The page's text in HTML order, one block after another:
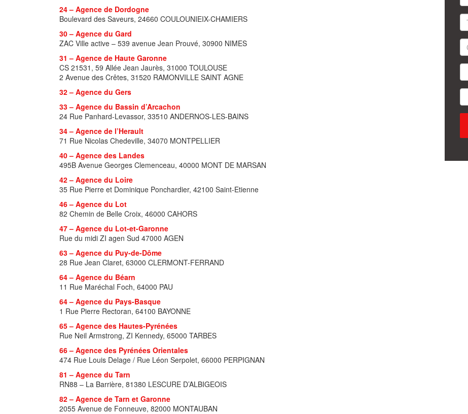
24 – Agence de Dordogne
Boulevard des Saveurs, 24660 COULOUNIEIX-CHAMIERS
30 – Agence du Gard
ZAC Ville active – 539 avenue Jean Prouvé, 30900 NIMES
31 – Agence de Haute Garonne
CS 21531, 59 Allée Jean Jaurès, 31000 TOULOUSE
2 Avenue des Crêtes, 31520 RAMONVILLE SAINT AGNE
32 – Agence du Gers
33 – Agence du Bassin d’Arcachon
24 Rue Panhard-Levassor, 33510 ANDERNOS-LES-BAINS
34 – Agence de l’Herault
71 Rue Nicolas Chedeville, 34070 MONTPELLIER
40 – Agence des Landes
495B Avenue Georges Clemenceau, 40000 MONT DE MARSAN
42 – Agence du Loire
35 Rue Pierre et Dominique Ponchardier, 42100 Saint-Etienne
46 – Agence du Lot
82 Chemin de Belle Croix, 46000 CAHORS
47 – Agence du Lot-et-Garonne
Rue du midi ZI agen Sud 47000 AGEN
63 – Agence du Puy-de-Dôme
28 Rue Jean Claret, 63000 CLERMONT-FERRAND
64 – Agence du Béarn
11 Rue Maréchal Foch, 64000 PAU
64 – Agence du Pays-Basque
1 Rue Pierre Rectoran, 64100 BAYONNE
65 – Agence des Hautes-Pyrénées
Rue Neil Armstrong, ZI Kennedy, 65000 TARBES
66 – Agence des Pyrénées Orientales
474 Rue Louis Delage / Rue Léon Serpolet, 66000 PERPIGNAN
81 – Agence du Tarn
RN88 – La Barrière, 81380 LESCURE D’ALBIGEOIS
82 – Agence de Tarn et Garonne
2055 Avenue de Fonneuve, 82000 MONTAUBAN